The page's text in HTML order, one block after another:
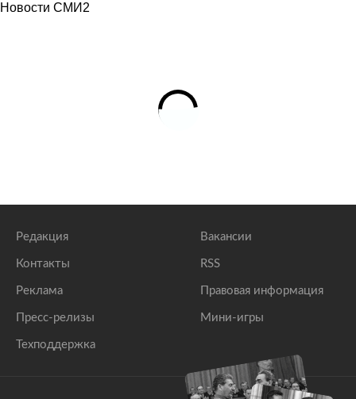
Новости СМИ2
Редакция
Контакты
Реклама
Пресс-релизы
Техподдержка
Вакансии
RSS
Правовая информация
Мини-игры